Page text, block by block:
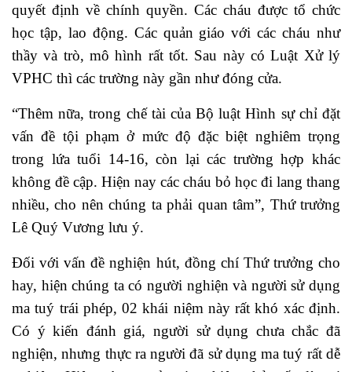
quyết định về chính quyền. Các cháu được tổ chức
học tập, lao động. Các quản giáo với các cháu như
thầy và trò, mô hình rất tốt. Sau này có Luật Xử lý
VPHC thì các trường này gần như đóng cửa.
“Thêm nữa, trong chế tài của Bộ luật Hình sự chỉ đặt
vấn đề tội phạm ở mức độ đặc biệt nghiêm trọng
trong lứa tuổi 14-16, còn lại các trường hợp khác
không đề cập. Hiện nay các cháu bỏ học đi lang thang
nhiều, cho nên chúng ta phải quan tâm”, Thứ trưởng
Lê Quý Vương lưu ý.
Đối với vấn đề nghiện hút, đồng chí Thứ trưởng cho
hay, hiện chúng ta có người nghiện và người sử dụng
ma tuý trái phép, 02 khái niệm này rất khó xác định.
Có ý kiến đánh giá, người sử dụng chưa chắc đã
nghiện, nhưng thực ra người đã sử dụng ma tuý rất dễ